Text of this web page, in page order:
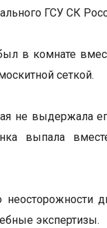
ГСУ СК
в комнате
сеткой.
не выдержала
выпала
экспертизы.